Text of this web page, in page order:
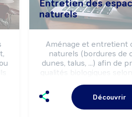
Entretien des
naturels
Aménage et entretient
naturels (bordures de
dunes, talus, ...) afin de
qualités biologiques
Peut installer des
préservation du
Découvrir